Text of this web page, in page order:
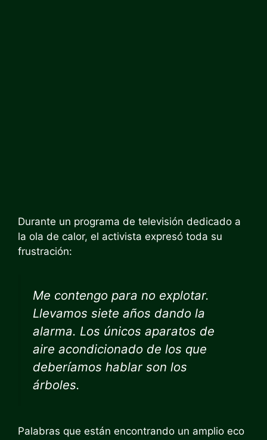
Durante un programa de televisión dedicado a
la ola de calor, el activista expresó toda su
frustración:
Me contengo para no explotar.
Llevamos siete años dando la
alarma. Los únicos aparatos de
aire acondicionado de los que
deberíamos hablar son los
árboles.
Palabras que están encontrando un amplio eco